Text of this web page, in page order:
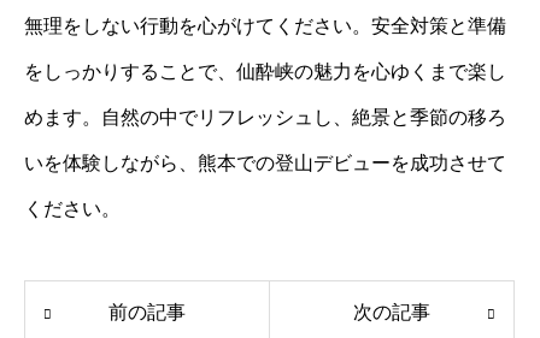
無理をしない行動を心がけてください。安全対策と準備
をしっかりすることで、仙酔峡の魅力を心ゆくまで楽し
めます。自然の中でリフレッシュし、絶景と季節の移ろ
いを体験しながら、熊本での登山デビューを成功させて
ください。
前の記事 次の記事